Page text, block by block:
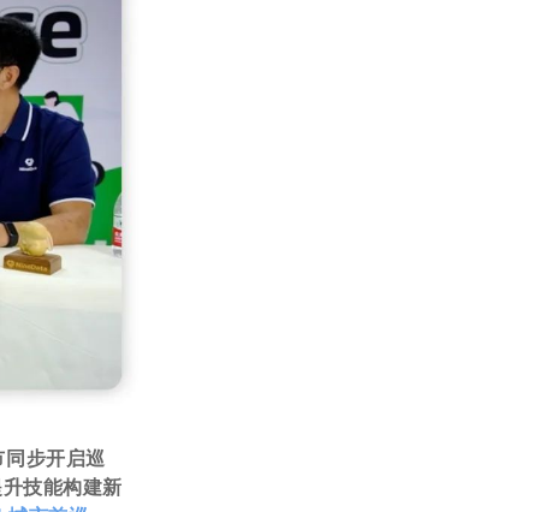
步开启巡
技能构建新